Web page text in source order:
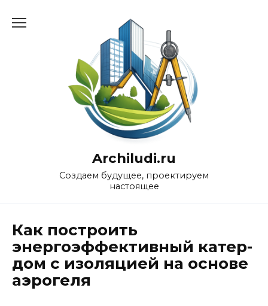
Archiludi.ru
Создаем будущее, проектируем
настоящее
Как построить
энергоэффективный катер-
дом с изоляцией на основе
аэрогеля